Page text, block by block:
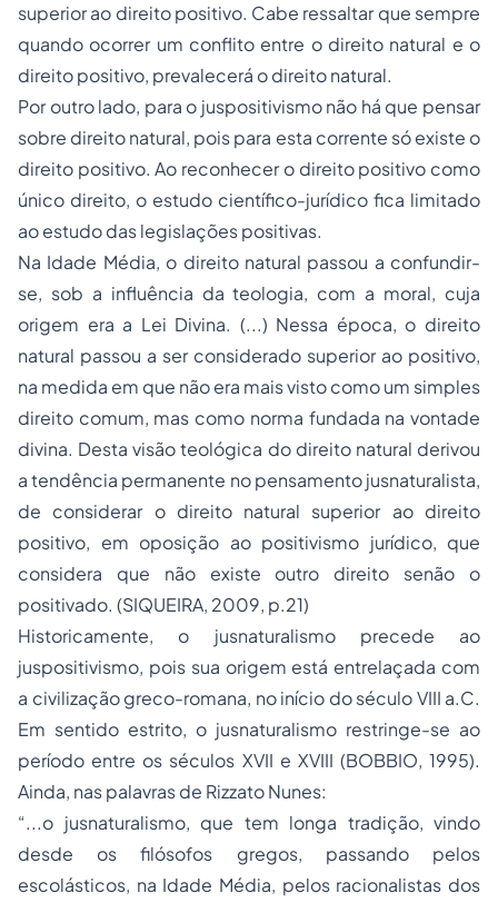
superior ao direito positivo. Cabe ressaltar que sempre
quando ocorrer um conflito entre o direito natural e o
direito positivo, prevalecerá o direito natural.
Por outro lado, para o juspositivismo não há que pensar
sobre direito natural, pois para esta corrente só existe o
direito positivo. Ao reconhecer o direito positivo como
único direito, o estudo científico-jurídico fica limitado
ao estudo das legislações positivas.
Na Idade Média, o direito natural passou a confundir-
se, sob a influência da teologia, com a moral, cuja
origem era a Lei Divina. (...) Nessa época, o direito
natural passou a ser considerado superior ao positivo,
na medida em que não era mais visto como um simples
direito comum, mas como norma fundada na vontade
divina. Desta visão teológica do direito natural derivou
a tendência permanente no pensamento jusnaturalista,
de considerar o direito natural superior ao direito
positivo, em oposição ao positivismo jurídico, que
considera que não existe outro direito senão o
positivado. (SIQUEIRA, 2009, p.21)
Historicamente, o jusnaturalismo precede ao
juspositivismo, pois sua origem está entrelaçada com
a civilização greco-romana, no início do século VIII a.C.
Em sentido estrito, o jusnaturalismo restringe-se ao
período entre os séculos XVII e XVIII (BOBBIO, 1995).
Ainda, nas palavras de Rizzato Nunes:
“...o jusnaturalismo, que tem longa tradição, vindo
desde os filósofos gregos, passando pelos
escolásticos, na Idade Média, pelos racionalistas dos